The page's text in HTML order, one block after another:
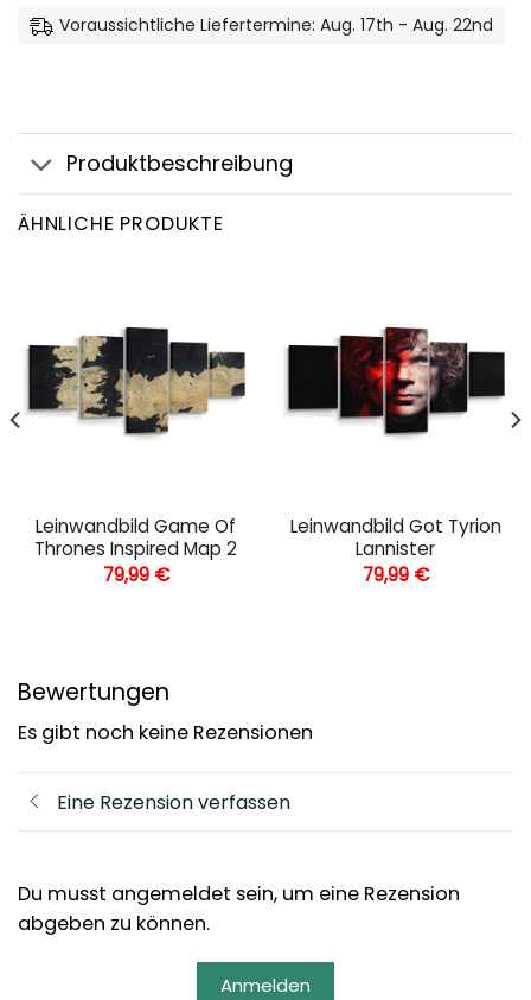
Voraussichtliche Liefertermine: Aug. 17th - Aug. 22nd
Produktbeschreibung
ÄHNLICHE PRODUKTE
Leinwandbild Game Of
Thrones Inspired Map 2
79,99 €
Leinwandbild Got Tyrion
Lannister
79,99 €
Bewertungen
Es gibt noch keine Rezensionen
Eine Rezension verfassen
Du musst angemeldet sein, um eine Rezension
abgeben zu können.
Anmelden